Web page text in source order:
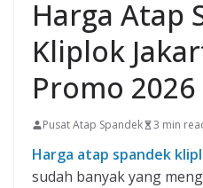
Harga Atap
Kliplok
Promo 2026
Pusat Atap Spandek 3 min
Harga atap spandek
sudah banyak yang